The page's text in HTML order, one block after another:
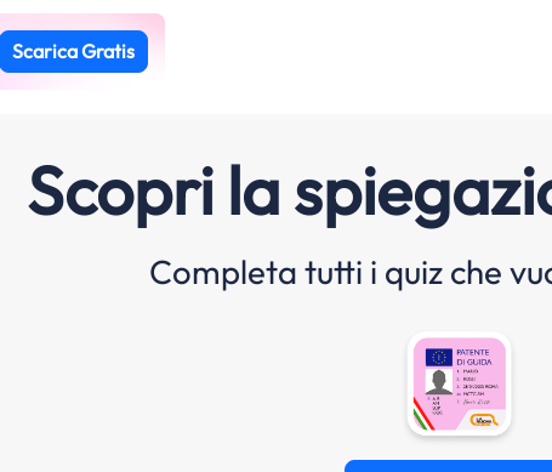
Scarica Gratis
Scopri la
Completa tutti i quiz che